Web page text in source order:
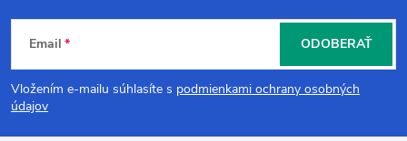
Z
á
p
Email
Vložením e-mailu súhlasíte s podmienkami ochrany osobných
údajov
ODOBERAŤ